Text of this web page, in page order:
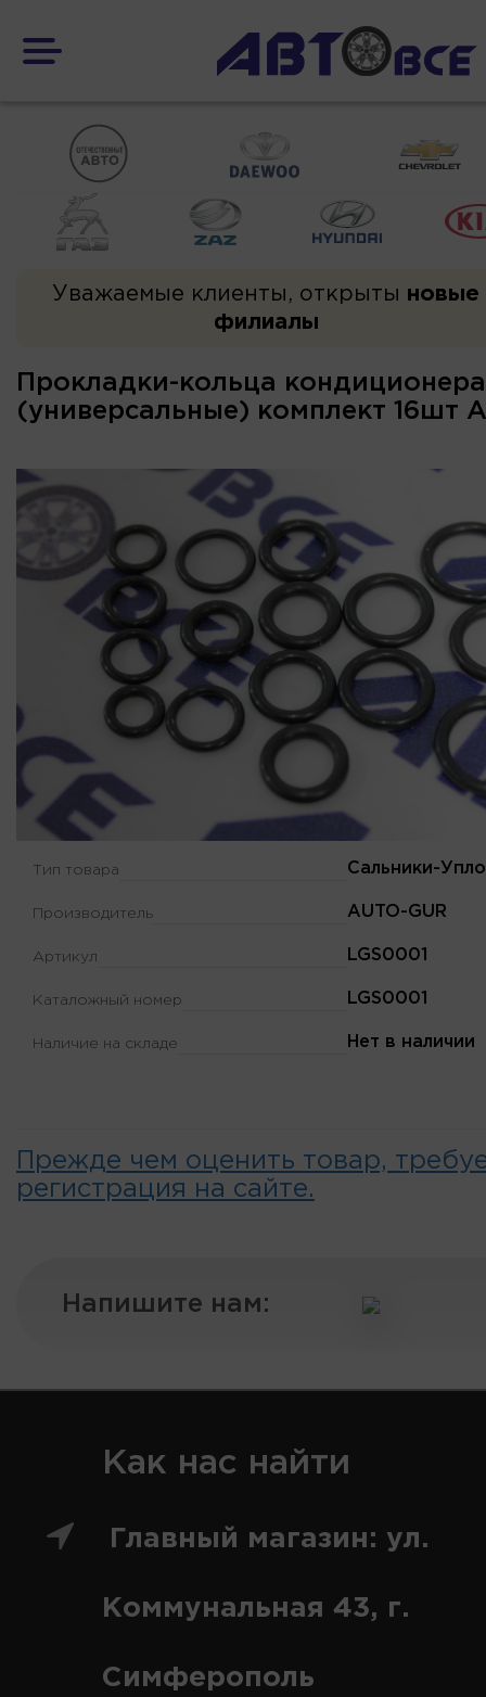
Уважаемые клиенты, открыты новые
филиалы
Прокладки-кольца кондиционера
(универсальные) комплект 16шт
Тип товара Сальники-
Производитель AUTO-GUR
Артикул LGS0001
Каталожный номер LGS0001
Наличие на складе Нет в наличии
Прежде чем оценить товар,
регистрация на сайте.
Напишите нам:
Как нас найти
Главный магазин: ул.
Коммунальная 43, г.
Симферополь